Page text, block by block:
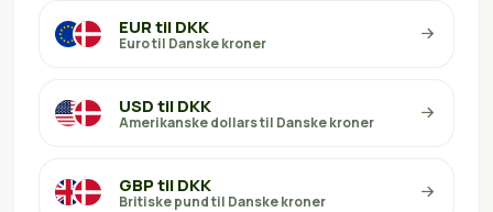
EUR til DKK
Euro til Danske kroner
USD til DKK
Amerikanske dollars til Danske kroner
GBP til DKK
Britiske pund til Danske kroner